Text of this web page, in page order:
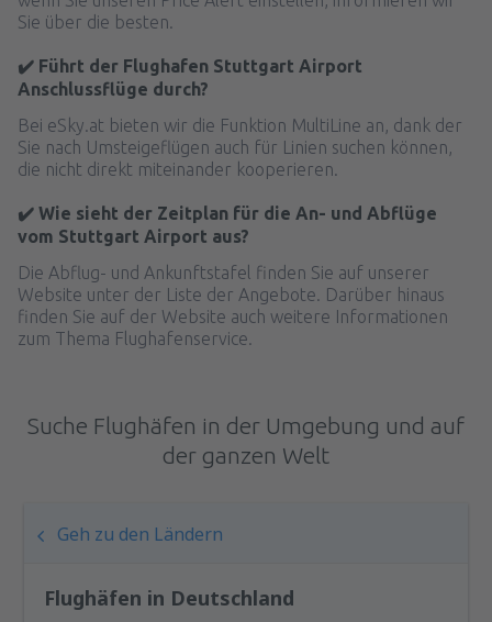
Sie über die besten.
✔️ Führt der Flughafen Stuttgart Airport
Anschlussflüge durch?
Bei eSky.at bieten wir die Funktion MultiLine an, dank der
Sie nach Umsteigeflügen auch für Linien suchen können,
die nicht direkt miteinander kooperieren.
✔️ Wie sieht der Zeitplan für die An- und Abflüge
vom Stuttgart Airport aus?
Die Abflug- und Ankunftstafel finden Sie auf unserer
Website unter der Liste der Angebote. Darüber hinaus
finden Sie auf der Website auch weitere Informationen
zum Thema Flughafenservice.
Suche Flughäfen in der Umgebung und auf
der ganzen Welt
Geh zu den Ländern
Flughäfen in Deutschland